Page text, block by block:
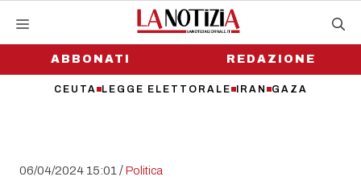
contenutoABBONATI
CEUTA LEGGE ELETTORALE IRAN GAZA
REDAZIONE
06/04/2024 15:01 /Politica